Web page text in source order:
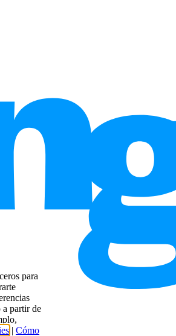
para
a partir de
| Cómo